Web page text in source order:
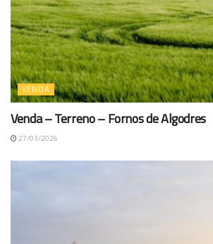
VENDA
Venda – Terreno – Fornos de Algodres
27/03/2026